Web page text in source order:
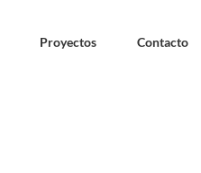
Proyectos Contacto